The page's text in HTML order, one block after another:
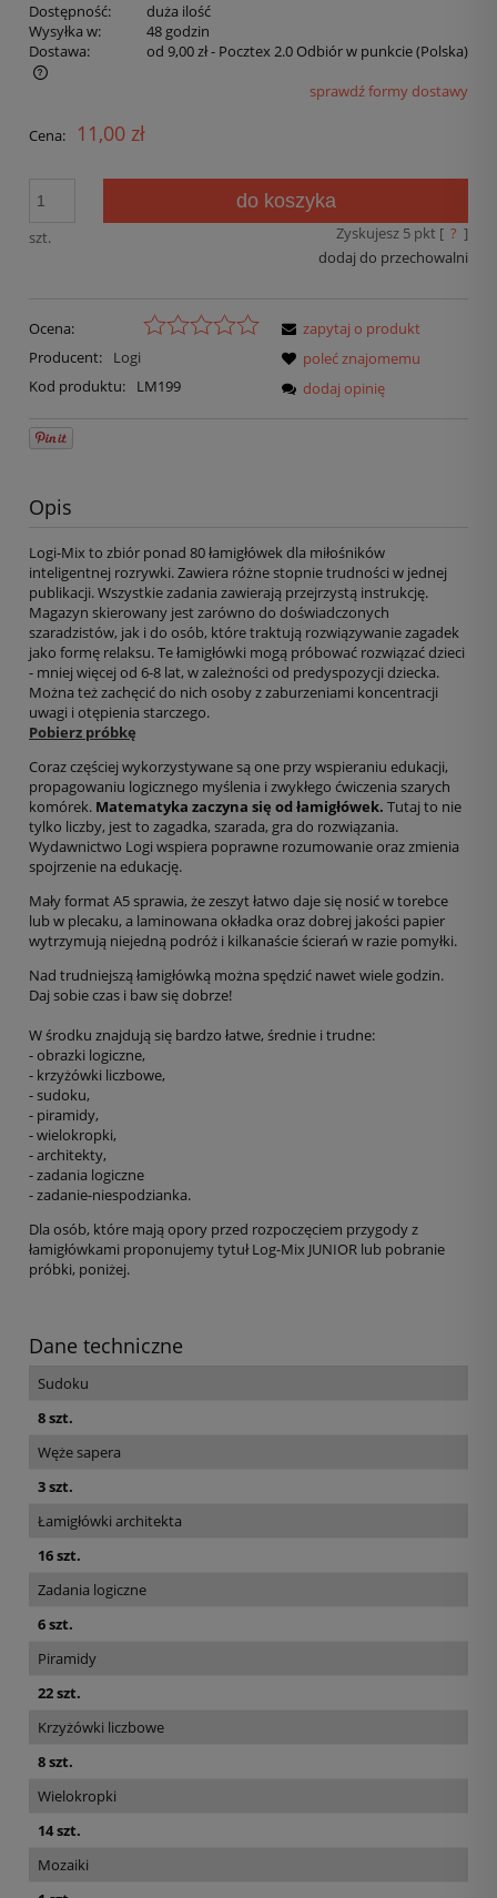
Dostępność:
duża ilość
Wysyłka w:
48 godzin
Dostawa:
od 9,00 zł- Pocztex 2.0 Odbiór w punkcie(Polska)
sprawdź formy dostawy
Cena: 11,00 zł
szt.
do koszyka
Zyskujesz 5pkt [ ? ]
dodaj do przechowalni
Ocena:
Producent:
Logi
Kod produktu:
LM199
zapytaj o produkt
poleć znajomemu
dodaj opinię
Opis
Logi-Mix to zbiór ponad 80 łamigłówek dla miłośników
inteligentnej rozrywki. Zawiera różne stopnie trudności w jednej
publikacji. Wszystkie zadania zawierają przejrzystą instrukcję.
Magazyn skierowany jest zarówno do doświadczonych
szaradzistów, jak i do osób, które traktują rozwiązywanie zagadek
jako formę relaksu. Te łamigłówki mogą próbować rozwiązać dzieci
- mniej więcej od 6-8 lat, w zależności od predyspozycji dziecka.
Można też zachęcić do nich osoby z zaburzeniami koncentracji
uwagi i otępienia starczego.
Pobierz próbkę
Coraz częściej wykorzystywane są one przy wspieraniu edukacji,
propagowaniu logicznego myślenia i zwykłego ćwiczenia szarych
komórek. Matematyka zaczyna się od łamigłówek. Tutaj to nie
tylko liczby, jest to zagadka, szarada, gra do rozwiązania.
Wydawnictwo Logi wspiera poprawne rozumowanie oraz zmienia
spojrzenie na edukację.
Mały format A5 sprawia, że zeszyt łatwo daje się nosić w torebce
lub w plecaku, a laminowana okładka oraz dobrej jakości papier
wytrzymują niejedną podróż i kilkanaście ścierań w razie pomyłki.
Nad trudniejszą łamigłówką można spędzić nawet wiele godzin.
Daj sobie czas i baw się dobrze!
W środku znajdują się bardzo łatwe, średnie i trudne:
- obrazki logiczne,
- krzyżówki liczbowe,
- sudoku,
- piramidy,
- wielokropki,
- architekty,
- zadania logiczne
- zadanie-niespodzianka.
Dla osób, które mają opory przed rozpoczęciem przygody z
łamigłówkami proponujemy tytuł Log-Mix JUNIOR lub pobranie
próbki, poniżej.
Dane techniczne
Sudoku
8 szt.
Węże sapera
3 szt.
Łamigłówki architekta
16 szt.
Zadania logiczne
6 szt.
Piramidy
22 szt.
Krzyżówki liczbowe
8 szt.
Wielokropki
14 szt.
Mozaiki